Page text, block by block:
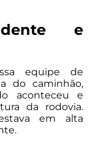
e
equipe de
do caminhão,
aconteceu e
da rodovia.
em alta